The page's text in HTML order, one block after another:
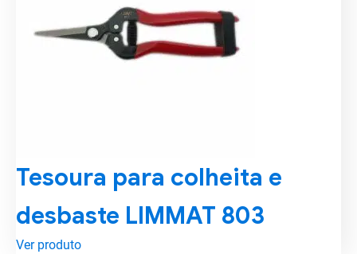
Tesoura para colheita e
desbaste LIMMAT 803
Ver produto